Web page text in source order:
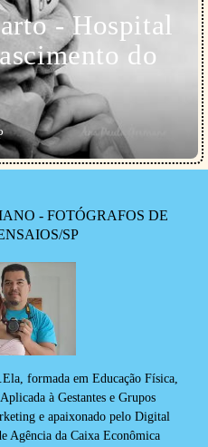
- Hospital
do
- FOTÓGRAFOS DE
SP
formada em Educação Física,
à Gestantes e Grupos
e apaixonado pelo Digital
Agência da Caixa Econômica